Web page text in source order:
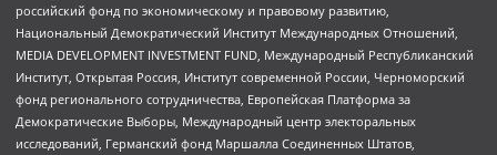
российский фонд по экономическому и правовому развитию,
Национальный Демократический Институт Международных Отношений,
MEDIA DEVELOPMENT INVESTMENT FUND, Международный Республиканский
Институт, Открытая Россия, Институт современной России, Черноморский
фонд регионального сотрудничества, Европейская Платформа за
Демократические Выборы, Международный центр электоральных
исследований, Германский фонд Маршалла Соединенных Штатов,